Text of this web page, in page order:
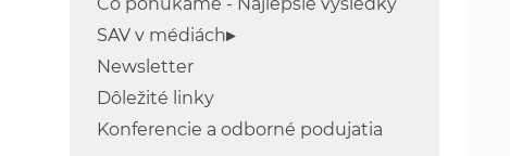
SAV v médiách
Newsletter
Dôležité linky
Konferencie a odborné podujatia